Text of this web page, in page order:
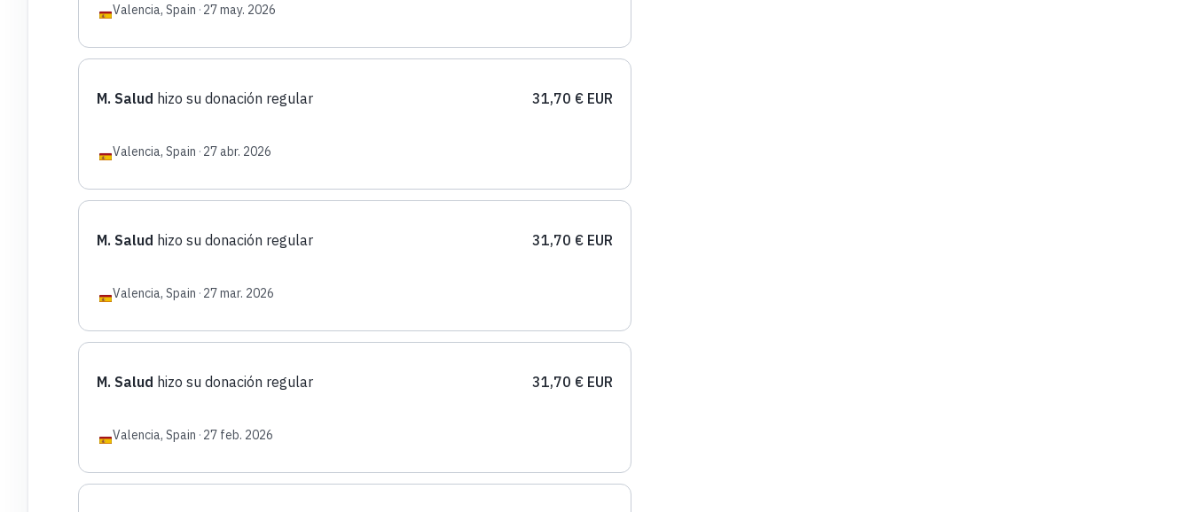
Valencia, Spain · 27 may. 2026
31,70 € EUR
M. Salud hizo su donación regular
Valencia, Spain · 27 abr. 2026
31,70 € EUR
M. Salud hizo su donación regular
Valencia, Spain · 27 mar. 2026
31,70 € EUR
M. Salud hizo su donación regular
Valencia, Spain · 27 feb. 2026